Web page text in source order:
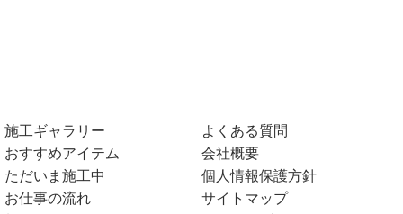
施工ギャラリー
おすすめアイテム
ただいま施工中
お仕事の流れ
よくある質問
会社概要
個人情報保護方針
サイトマップ